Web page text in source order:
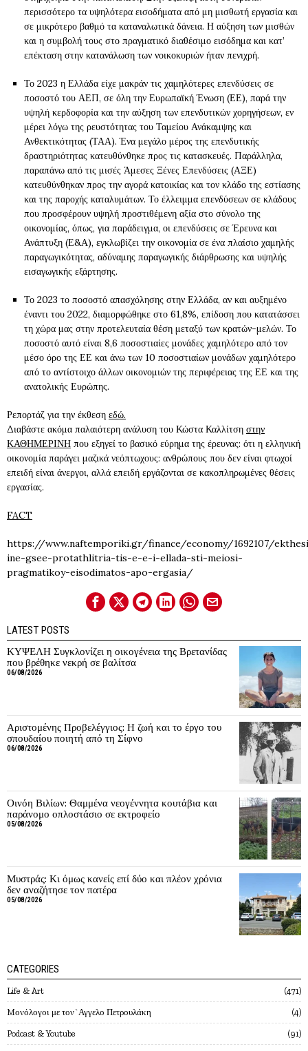
περισσότερο τα υψηλότερα εισοδήματα από μη μισθωτή εργασία και
σε μικρότερο βαθμό τα καταναλωτικά δάνεια. Η αύξηση των μισθών
και η συμβολή τους στο πραγματικό διαθέσιμο εισόδημα και κατ’
επέκταση στην κατανάλωση των νοικοκυριών ήταν πενιχρή.
Το 2023 η Ελλάδα είχε μακράν τις χαμηλότερες επενδύσεις σε
ποσοστό του ΑΕΠ, σε όλη την Ευρωπαϊκή Ένωση (ΕΕ), παρά την
υψηλή κερδοφορία και την αύξηση των επενδυτικών χορηγήσεων, εν
μέρει λόγω της ρευστότητας του Ταμείου Ανάκαμψης και
Ανθεκτικότητας (ΤΑΑ). Ένα μεγάλο μέρος της επενδυτικής
δραστηριότητας κατευθύνθηκε προς τις κατασκευές. Παράλληλα,
παραπάνω από τις μισές Άμεσες Ξένες Επενδύσεις (ΑΞΕ)
κατευθύνθηκαν προς την αγορά κατοικίας και τον κλάδο της εστίασης
και της παροχής καταλυμάτων. Το έλλειμμα επενδύσεων σε κλάδους
που προσφέρουν υψηλή προστιθέμενη αξία στο σύνολο της
οικονομίας, όπως, για παράδειγμα, οι επενδύσεις σε Έρευνα και
Ανάπτυξη (Ε&Α), εγκλωβίζει την οικονομία σε ένα πλαίσιο χαμηλής
παραγωγικότητας, αδύναμης παραγωγικής διάρθρωσης και υψηλής
εισαγωγικής εξάρτησης.
Το 2023 το ποσοστό απασχόλησης στην Ελλάδα, αν και αυξημένο
έναντι του 2022, διαμορφώθηκε στο 61,8%, επίδοση που κατατάσσει
τη χώρα μας στην προτελευταία θέση μεταξύ των κρατών-μελών. Το
ποσοστό αυτό είναι 8,6 ποσοστιαίες μονάδες χαμηλότερο από τον
μέσο όρο της ΕΕ και άνω των 10 ποσοστιαίων μονάδων χαμηλότερο
από το αντίστοιχο άλλων οικονομιών της περιφέρειας της ΕΕ και της
ανατολικής Ευρώπης.
Ρεπορτάζ για την έκθεση εδώ.
Διαβάστε ακόμα παλαιότερη ανάλυση του Κώστα Καλλίτση στην
ΚΑΘΗΜΕΡΙΝΗ που εξηγεί το βασικό εύρημα της έρευνας: ότι η ελληνική
οικονομία παράγει μαζικά νεόπτωχους: ανθρώπους που δεν είναι φτωχοί
επειδή είναι άνεργοι, αλλά επειδή εργάζονται σε κακοπληρωμένες θέσεις
εργασίας.
FACT
https://www.naftemporiki.gr/finance/economy/1692107/
ine-gsee-protathlitria-tis-e-e-i-ellada-sti-meiosi-
pragmatikoy-eisodimatos-apo-ergasia/
LATEST POSTS
ΚΥΨΕΛΗ Συγκλονίζει η οικογένεια της Βρετανίδας
που βρέθηκε νεκρή σε βαλίτσα
06/08/2026
Αριστομένης Προβελέγγιος: Η ζωή και το έργο του
σπουδαίου ποιητή από τη Σίφνο
06/08/2026
Οινόη Βιλίων: Θαμμένα νεογέννητα κουτάβια και
παράνομο οπλοστάσιο σε εκτροφείο
05/08/2026
Μυστράς: Κι όμως κανείς επί δύο και πλέον χρόνια
δεν αναζήτησε τον πατέρα
05/08/2026
CATEGORIES
Life & Art 471
Mονόλογοι με τον`Αγγελο Πετρουλάκη 4
Podcast & Youtube 91